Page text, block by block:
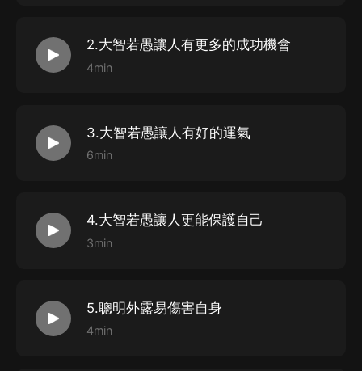
2.大智若愚讓人有更多的成功機會
4min
3.大智若愚讓人有好的運氣
6min
4.大智若愚讓人更能保護自己
3min
5.聰明外露易傷害自身
4min